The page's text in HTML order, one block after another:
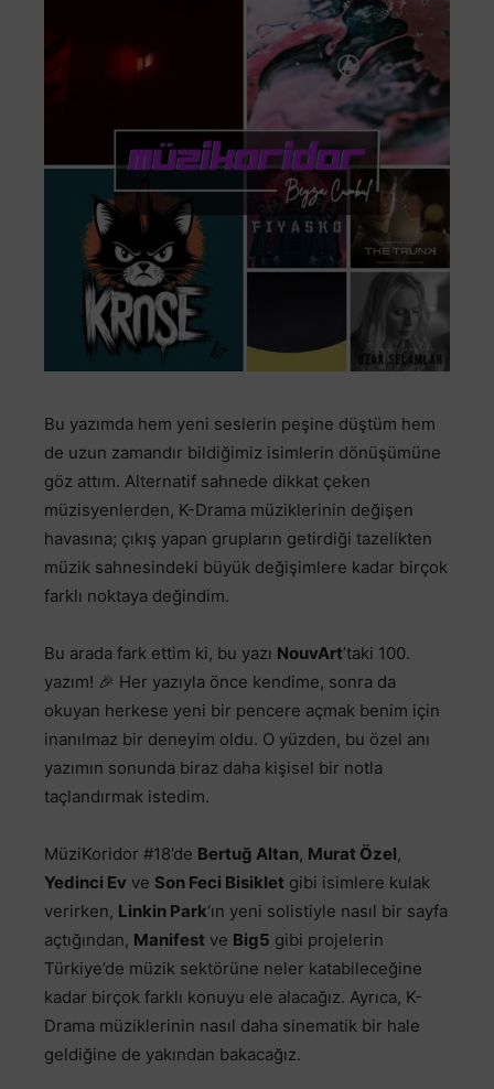
Bu yazımda hem yeni seslerin peşine düştüm hem
de uzun zamandır bildiğimiz isimlerin dönüşümüne
göz attım. Alternatif sahnede dikkat çeken
müzisyenlerden, K-Drama müziklerinin değişen
havasına; çıkış yapan grupların getirdiği tazelikten
müzik sahnesindeki büyük değişimlere kadar birçok
farklı noktaya değindim.
Bu arada fark ettim ki, bu yazı NouvArt’taki 100.
yazım! 🎉 Her yazıyla önce kendime, sonra da
okuyan herkese yeni bir pencere açmak benim için
inanılmaz bir deneyim oldu. O yüzden, bu özel anı
yazımın sonunda biraz daha kişisel bir notla
taçlandırmak istedim.
MüziKoridor #18’de Bertuğ Altan, Murat Özel,
Yedinci Ev ve Son Feci Bisiklet gibi isimlere kulak
verirken, Linkin Park‘ın yeni solistiyle nasıl bir sayfa
açtığından, Manifest ve Big5 gibi projelerin
Türkiye’de müzik sektörüne neler katabileceğine
kadar birçok farklı konuyu ele alacağız. Ayrıca, K-
Drama müziklerinin nasıl daha sinematik bir hale
geldiğine de yakından bakacağız.